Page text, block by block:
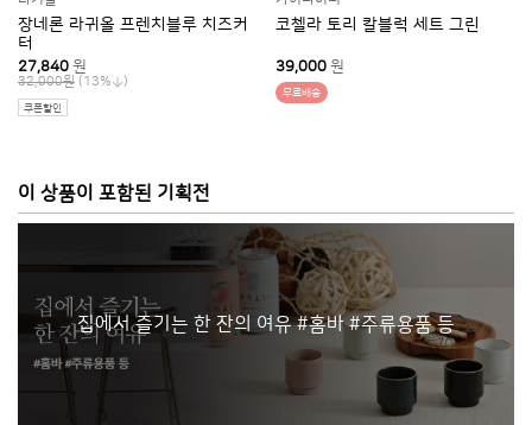
상품/거래조건 기본정보
장네론 라귀올 프렌치블루 치즈커
터
27,840 원
32,000원 (13% )
쿠폰할인
코첼라 토리 칼블럭 세트 그린
39,000 원
무료배송
이 상품이 포함된 기획전
집에서 즐기는 한 잔의 여유 #홈바 #주류용품 등